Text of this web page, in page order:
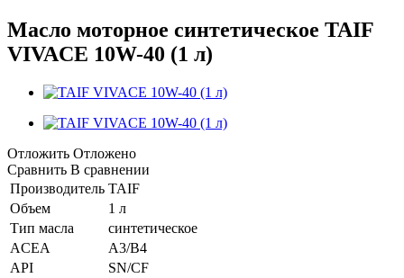
Масло моторное синтетическое TAIF
VIVACE 10W-40 (1 л)
Отложить Отложено
Сравнить В сравнении
Производитель TAIF
Объем
1 л
Тип масла
синтетическое
ACEA
A3/B4
API
SN/CF